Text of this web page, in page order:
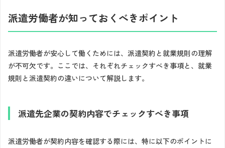
派遣労働者が知っておくべきポイント
派遣労働者が安心して働くためには、派遣契約と就業規則の理解
が不可欠です。ここでは、それぞれチェックすべき事項と、就業
規則と派遣契約の違いについて解説します。
派遣先企業の契約内容でチェックすべき事項
派遣労働者が契約内容を確認する際には、特に以下のポイントに